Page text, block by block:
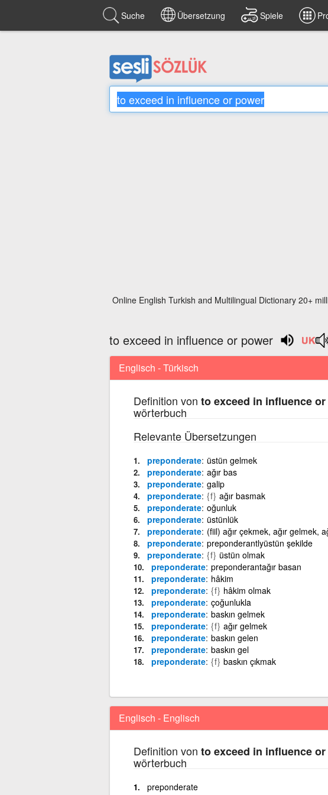
Suche Übersetzung Spiele
Online English Turkish and Multilingual Dictionary 20+
to exceed in influence or power
Englisch - Türkisch
Definition von to exceed in influence
wörterbuch
Relevante Übersetzungen
preponderate üstün gelmek
preponderate ağır bas
preponderate galip
preponderate {f} ağır basmak
preponderate oğunluk
preponderate üstünlük
preponderate (fiil) ağır çekmek, ağır gelmek,
preponderate preponderantlyüstün şekilde
preponderate {f} üstün olmak
preponderate preponderantağır basan
preponderate hâkim
preponderate {f} hâkim olmak
preponderate çoğunlukla
preponderate baskın gelmek
preponderate {f} ağır gelmek
preponderate baskın gelen
preponderate baskın gel
preponderate {f} baskın çıkmak
Englisch - Englisch
Definition von to exceed in influence
wörterbuch
preponderate